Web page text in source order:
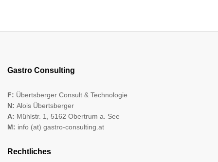
Gastro Consulting
F: Übertsberger Consult & Technologie
N: Alois Übertsberger
A: Mühlstr. 1, 5162 Obertrum a. See
M: info (at) gastro-consulting.at
Rechtliches